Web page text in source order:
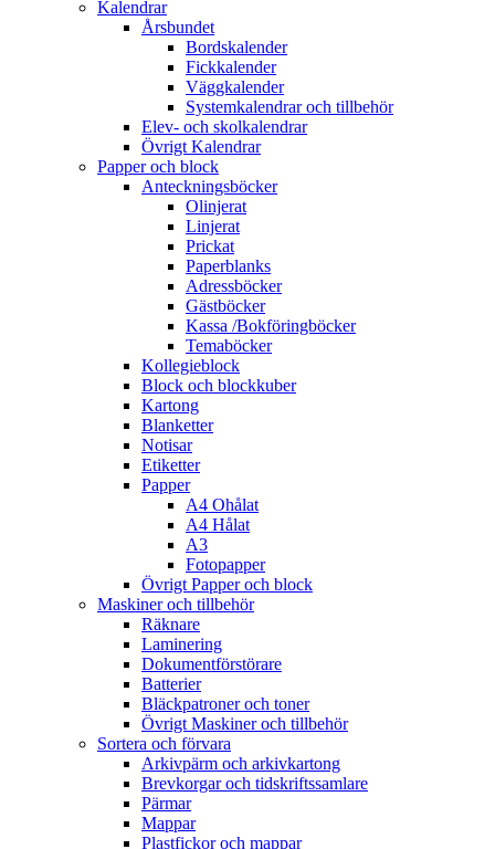
Kalendrar
Årsbundet
Bordskalender
Fickkalender
Väggkalender
Systemkalendrar och tillbehör
Elev- och skolkalendrar
Övrigt Kalendrar
Papper och block
Anteckningsböcker
Olinjerat
Linjerat
Prickat
Paperblanks
Adressböcker
Gästböcker
Kassa /Bokföringböcker
Temaböcker
Kollegieblock
Block och blockkuber
Kartong
Blanketter
Notisar
Etiketter
Papper
A4 Ohålat
A4 Hålat
A3
Fotopapper
Övrigt Papper och block
Maskiner och tillbehör
Räknare
Laminering
Dokumentförstörare
Batterier
Bläckpatroner och toner
Övrigt Maskiner och tillbehör
Sortera och förvara
Arkivpärm och arkivkartong
Brevkorgar och tidskriftssamlare
Pärmar
Mappar
Plastfickor och mappar